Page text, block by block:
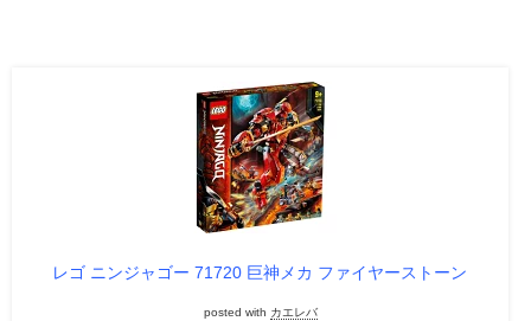
レゴ ニンジャゴー 71720 巨神メカ ファイヤーストーン
posted with カエレバ